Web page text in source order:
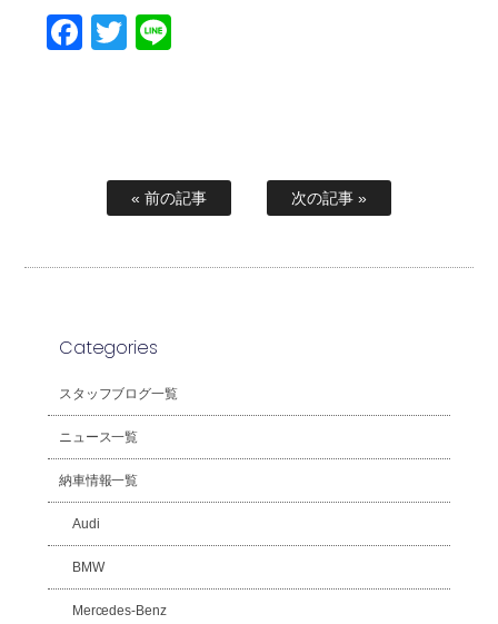
Facebook
Twitter
« 前の記事 次の記事 »
Categories
スタッフブログ一覧
ニュース一覧
納車情報一覧
Audi
BMW
Mercedes-Benz